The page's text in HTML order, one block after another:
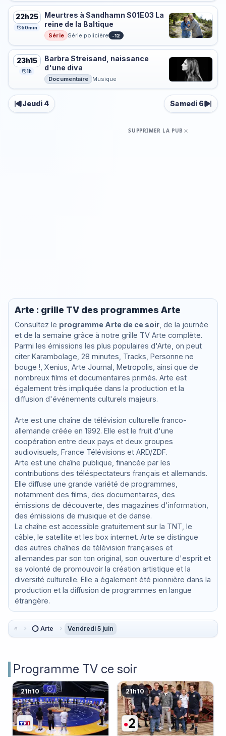
22h25
50min
Meurtres à Sandhamn S01E03 La
reine de la Baltique
Série Série policière -12
23h15
1h
Barbra Streisand, naissance
d'une diva
Documentaire Musique
Jeudi 4 Samedi 6
SUPPRIMER LA PUB
Arte : grille TV des programmes Arte
Consultez le programme Arte de ce soir, de la journée
et de la semaine grâce à notre grille TV Arte complète.
Parmi les émissions les plus populaires d'Arte, on peut
citer Karambolage, 28 minutes, Tracks, Personne ne
bouge !, Xenius, Arte Journal, Metropolis, ainsi que de
nombreux films et documentaires primés. Arte est
également très impliquée dans la production et la
diffusion d'événements culturels majeurs.
Arte est une chaîne de télévision culturelle franco-
allemande créée en 1992. Elle est le fruit d'une
coopération entre deux pays et deux groupes
audiovisuels, France Télévisions et ARD/ZDF.
Arte est une chaîne publique, financée par les
contributions des téléspectateurs français et allemands.
Elle diffuse une grande variété de programmes,
notamment des films, des documentaires, des
émissions de découverte, des magazines d'information,
des émissions de musique et de danse.
La chaîne est accessible gratuitement sur la TNT, le
câble, le satellite et les box internet. Arte se distingue
des autres chaînes de télévision françaises et
allemandes par son ton original, son ouverture d'esprit et
sa volonté de promouvoir la création artistique et la
diversité culturelle. Elle a également été pionnière dans la
production et la diffusion de programmes en langue
étrangère.
⭕ Arte Vendredi 5 juin
Programme TV ce soir
21h10 21h10